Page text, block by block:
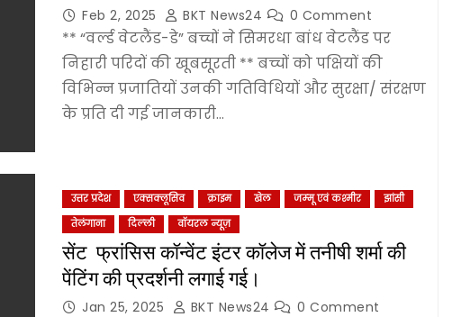
Feb 2, 2025 BKT News24 0 Comment
** “वर्ल्ड वेटलैंड-डे” बच्चों ने सिमरधा बांध वेटलैंड पर
निहारी परिदों की खूबसूरती ** बच्चों को पक्षियों की
विभिन्न प्रजातियों उनकी गतिविधियों और सुरक्षा/ संरक्षण
के प्रति दी गई जानकारी…
उत्तर प्रदेश एक्सक्लूसिव क्राइम खेल जम्‍मू एवं कश्‍मीर
झांसी
तेलंगाना
दिल्‍ली वॉयरल न्यूज़
सेंट फ्रांसिस कॉन्वेंट इंटर कॉलेज में तनीषी शर्मा की
पेंटिंग की प्रदर्शनी लगाई गई।
Jan 25, 2025 BKT News24 0 Comment